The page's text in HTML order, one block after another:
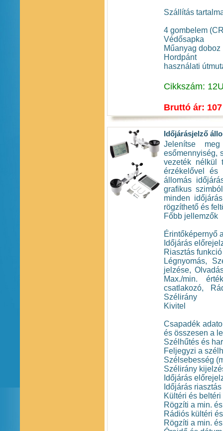
Szállítás
4 gombelem
Védősapka
Műanyag doboz
Hordpánt
használati
Cikkszám:
Bruttó ár:
Időjárásjelző
Jelenítse
esőmennyiség,
vezeték nélkül
érzékelővel és
állomás
grafikus
minden
rögzíthető és
Főbb jellemzők
Érintőképernyő
Időjárás
Riasztás funkció
Légnyomás,
jelzése,
Max./min.
csatlakozó,
Szélirány
Kivitel
Csapadék
és összesen a
Szélhűtés és
Feljegyzi a
Szélsebesség
Szélirány
Időjárás
Időjárás
Kültéri és
Rögzíti a min.
Rádiós kültéri
Rögzíti a min.